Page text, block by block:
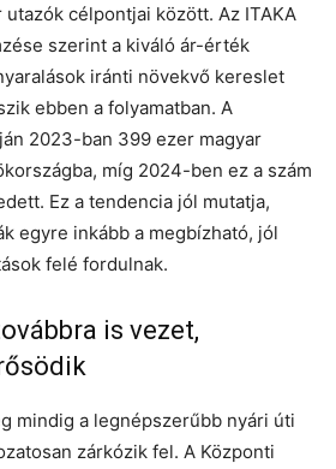
utazók célpontjai között. Az ITAKA
szerint a kiváló ár-érték
iránti növekvő kereslet
ebben a folyamatban. A
2023-ban 399 ezer magyar
míg 2024-ben ez a szám
Ez a tendencia jól mutatja,
egyre inkább a megbízható, jól
felé fordulnak.
is vezet,
mindig a legnépszerűbb nyári úti
zárkózik fel. A Központi